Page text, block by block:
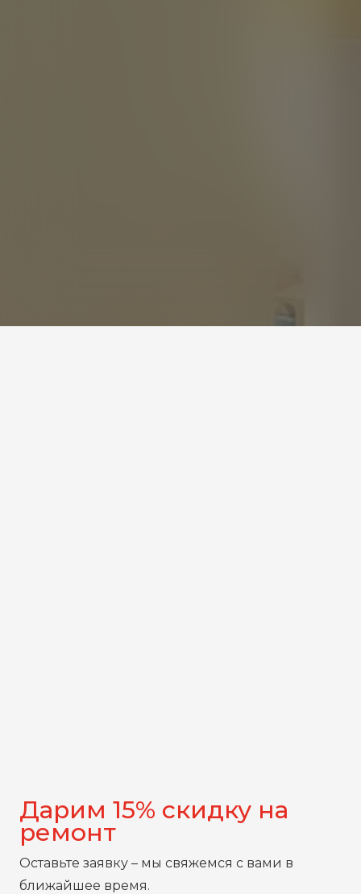
Дарим 15% скидку на
ремонт
Оставьте заявку – мы свяжемся с вами в
ближайшее время.